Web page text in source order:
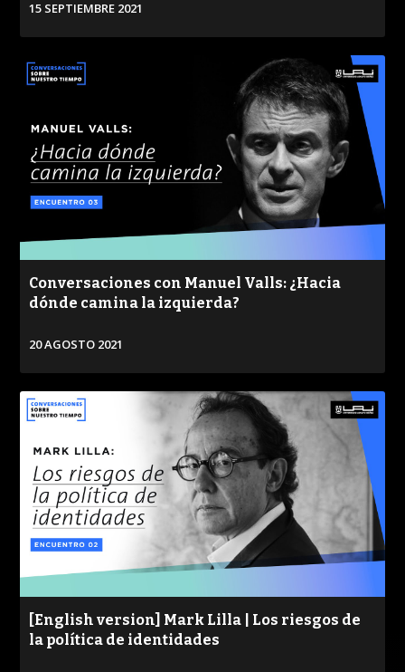
15 SEPTIEMBRE 2021
Conversaciones con Manuel Valls: ¿Hacia
dónde camina la izquierda?
20 AGOSTO 2021
VER
[English version] Mark Lilla | Los riesgos de
la política de identidades
PROGRAMA
CONVERSACIONES SOBRE LO NUESTRO
PUBLICADO REPRODUCCIONES
VISTAS